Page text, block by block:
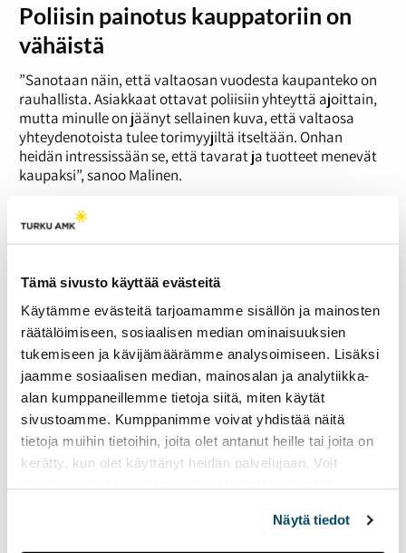
Tämä sivusto käyttää evästeitä
Käytämme evästeitä tarjoamamme sisällön ja mainosten
räätälöimiseen, sosiaalisen median ominaisuuksien
tukemiseen ja kävijämäärämme analysoimiseen. Lisäksi
jaamme sosiaalisen median, mainosalan ja analytiikka-
alan kumppaneillemme tietoja siitä, miten käytät
sivustoamme. Kumppanimme voivat yhdistää näitä
tietoja muihin tietoihin, joita olet antanut heille tai joita on
kerätty, kun olet käyttänyt heidän palvelujaan. Voit
Näytä tiedot
Poliisin painotus kauppatoriin on
vähäistä
”Sanotaan näin, että valtaosan vuodesta kaupanteko on
rauhallista. Asiakkaat ottavat poliisiin yhteyttä ajoittain,
mutta minulle on jäänyt sellainen kuva, että valtaosa
yhteydenotoista tulee torimyyjiltä itseltään. Onhan
heidän intressissään se, että tavarat ja tuotteet menevät
kaupaksi”, sanoo Malinen.
Malisen mukaan poliisilla ei ole kauppatoriin suurta
painotusta erityisesti torimyyntien aikaan. Poliisin
tehtävät ovat kaikkein vähäisimmillään juuri
”Me liikumme silloin aktiivisesti muun muassa
Kävelykadulla ja jokirannassa, mutta niihin painottuvat
tehtävät ovat erilaisia kuin toriin painottuvat.”